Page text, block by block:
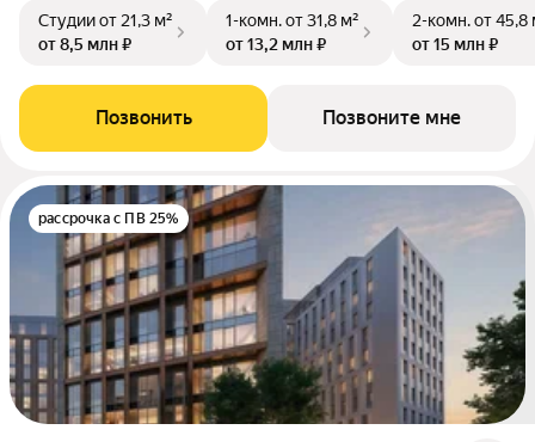
Студииот 21,3 м²
от 8,5 млн ₽
1-комн.от 31,8 м²
от 13,2 млн ₽
2-комн.от 45,8
от 15 млн ₽
Позвонить Позвоните мне
рассрочка с ПВ 25%